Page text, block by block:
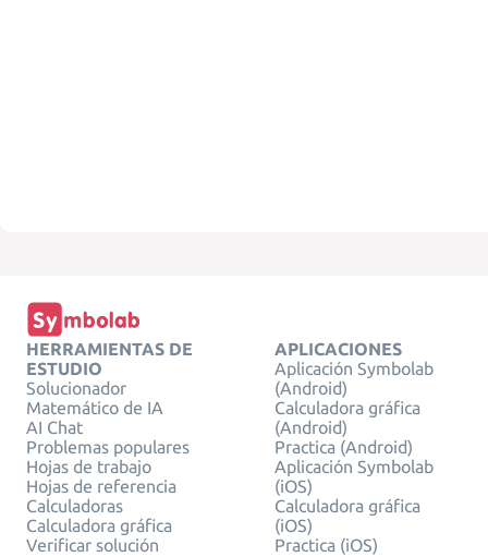
HERRAMIENTAS DE
ESTUDIO
Solucionador
Matemático de IA
AI Chat
Problemas populares
Hojas de trabajo
Hojas de referencia
Calculadoras
Calculadora gráfica
Verificar solución
APLICACIONES
Aplicación Symbolab
(Android)
Calculadora gráfica
(Android)
Practica (Android)
Aplicación Symbolab
(iOS)
Calculadora gráfica
(iOS)
Practica (iOS)